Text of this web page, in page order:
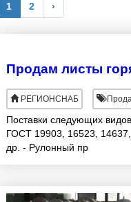
1 2 ›
Продам листы
РЕГИОНСНАБ
Поставки следующих
ГОСТ 19903, 16523,
др. - Рулонный пр